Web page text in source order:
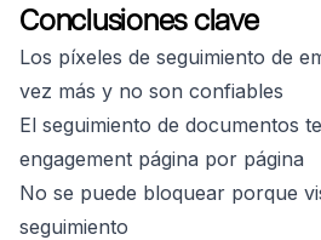
Conclusiones clave
Los píxeles de seguimiento de
vez más y no son confiables
El seguimiento de documentos
engagement página por página
No se puede bloquear porque
seguimiento